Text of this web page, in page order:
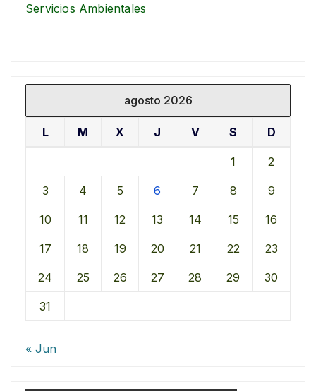
Servicios Ambientales
agosto 2026
L M X J V S D
1 2
3 4 5 6 7 8 9
10 11 12 13 14 15 16
17 18 19 20 21 22 23
24 25 26 27 28 29 30
31
« Jun